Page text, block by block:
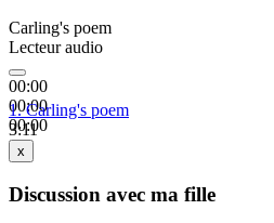
Carling's poem
Lecteur audio
00:00
00:00
00:00
1.Carling's poem
3:11
x
Discussion avec ma fille